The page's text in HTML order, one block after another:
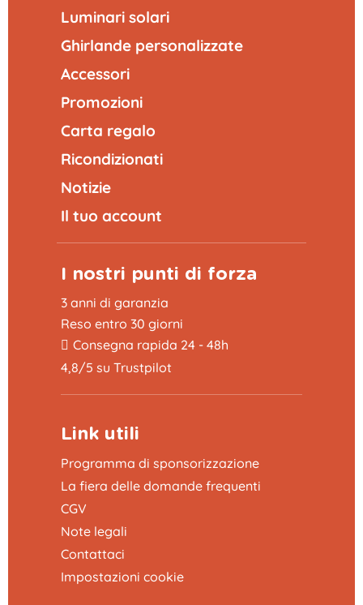
Luminari solari
Ghirlande personalizzate
Accessori
Promozioni
Carta regalo
Ricondizionati
Notizie
Il tuo account
I nostri punti di forza
3 anni di garanzia
Reso entro 30 giorni
Consegna rapida 24 - 48h
4,8/5 su Trustpilot
Link utili
Programma di sponsorizzazione
La fiera delle domande frequenti
CGV
Note legali
Contattaci
Impostazioni cookie